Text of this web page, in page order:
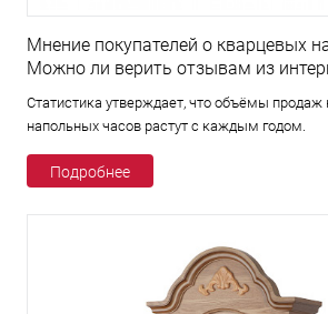
Мнение покупателей о кварцевых
Можно ли верить отзывам из
Статистика утверждает, что объёмы продаж
напольных часов растут с каждым годом.
Подробнее